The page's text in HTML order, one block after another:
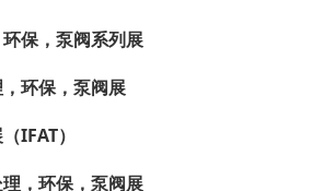
保，泵阀系列展
环保，泵阀展
IFAT）
，环保，泵阀展